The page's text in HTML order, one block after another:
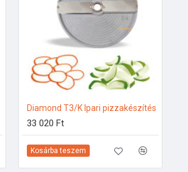
Diamond T3/K Ipari pizzakészítés
33 020 Ft
Kosárba teszem